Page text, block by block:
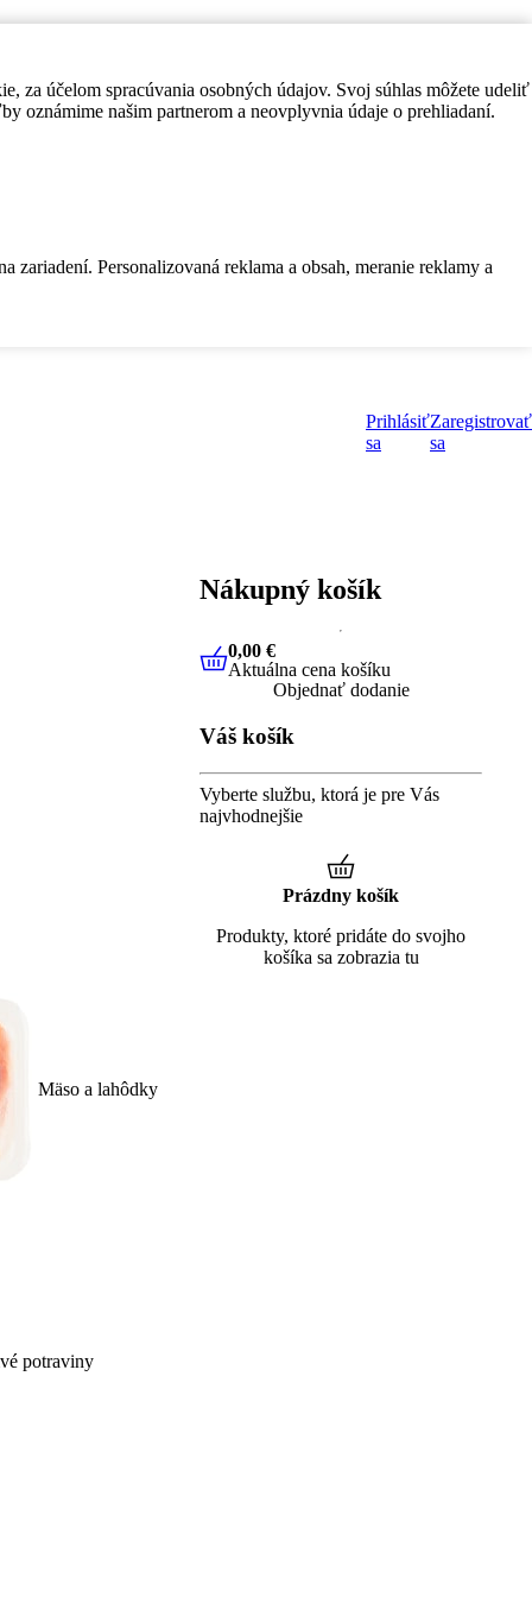
za účelom spracúvania osobných údajov. Svoj súhlas môžete udeliť
oznámime našim partnerom a neovplyvnia údaje o prehliadaní.
Personalizovaná reklama a obsah, meranie reklamy a
Prihlásiť
sa
Zaregistrovať
sa
Mäso a lahôdky
potraviny
Nákupný košík
0,00 €Aktuálna cena košíku
0,00 €
Aktuálna cena košíku
Objednať dodanie
Váš košík
Vyberte službu, ktorá je pre Vás
najvhodnejšie
Prázdny košík
Produkty, ktoré pridáte do svojho
košíka sa zobrazia tu